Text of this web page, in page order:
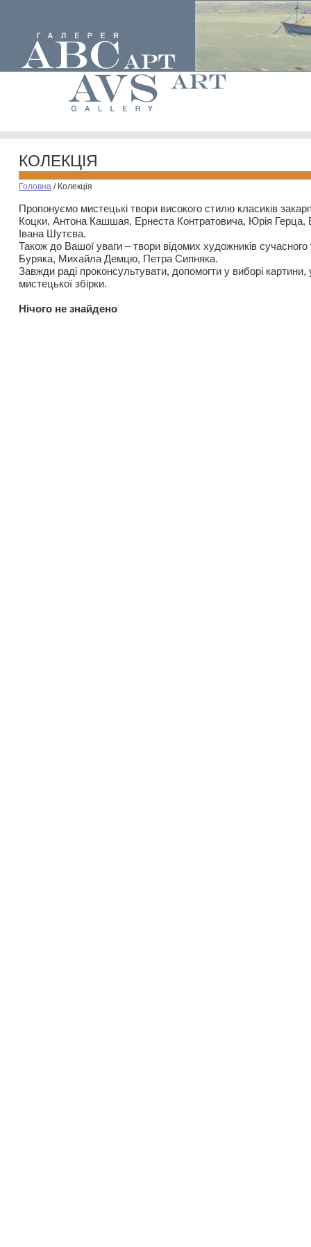
КОЛЕКЦІЯ
Головна / Колекція
Пропонуємо мистецькі твори високого стилю класиків
Коцки, Антона Кашшая, Ернеста Контратовича, Юрія
Івана Шутєва.
Також до Вашої уваги – твори відомих художників
Буряка, Михайла Демцю, Петра Сипняка.
Завжди раді проконсультувати, допомогти у виборі картини,
мистецької збірки.
Нiчого не знайдено